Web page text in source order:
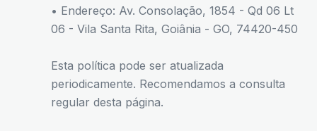
• Endereço: Av. Consolação, 1854 - Qd 06 Lt
06 - Vila Santa Rita, Goiânia - GO, 74420-450
Esta política pode ser atualizada
periodicamente. Recomendamos a consulta
regular desta página.